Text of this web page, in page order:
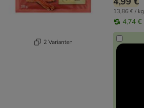
2 Varianten
13,86 € / kg
4,74 €